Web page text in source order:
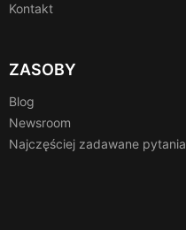
Kontakt
ZASOBY
Blog
Newsroom
Najczęściej zadawane pytania